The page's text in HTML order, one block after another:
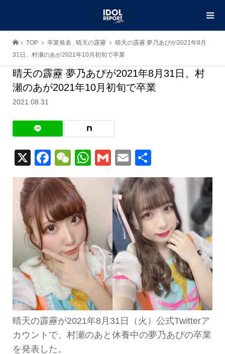
TOP 卒業発表 , 晴天の霹靂
晴天の霹靂 夢乃あぴが2021年8月
31日、村瀬のあが2021年10月初旬で卒業
晴天の霹靂 夢乃あぴが2021年8月31日、村
瀬のあが2021年10月初旬で卒業
2021.08.31
X Facebook
WeChat
WhatsApp
GmailEmail
有
晴天の霹靂が2021年8月31日（火）公式Twitterア
カウントで、村瀬のあと休養中の夢乃あぴの卒業
を発表した。